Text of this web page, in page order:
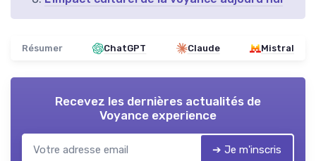
Résumer ChatGPT Claude Mistral
Recevez les dernières actualités de
Voyance experience
➔ Je m'inscris